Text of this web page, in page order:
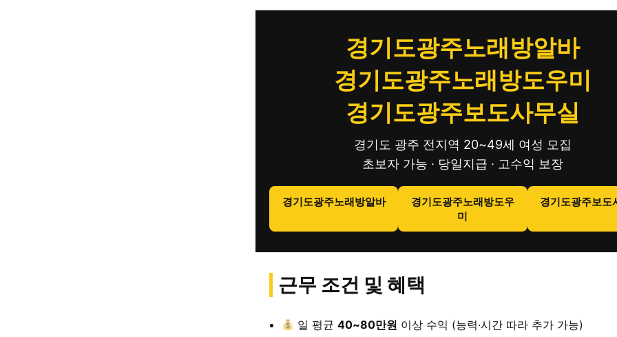
경기도광주노래방알바
경기도광주노래방도우미
경기도광주보도사무실
경기도 광주 전지역 20~49세 여성 모집
초보자 가능 · 당일지급 · 고수익 보장
경기도광주노래방알바
경기도광주노래방도우
미
경기도광주보도
근무 조건 및 혜택
일 평균40~80만원 이상 수익 (능력·시간 따라 추가 가능)